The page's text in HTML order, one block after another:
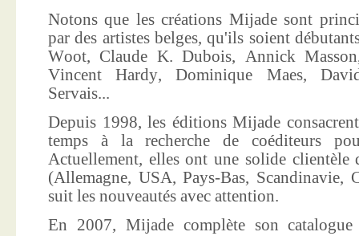
Notons que les créations Mijade sont
par des artistes belges, qu'ils soient
Woot, Claude K. Dubois, Annick
Vincent Hardy, Dominique Maes,
Servais...
Depuis 1998, les éditions Mijade
temps à la recherche de coéditeurs
Actuellement, elles ont une solide clientèle
(Allemagne, USA, Pays-Bas, Scandinavie,
suit les nouveautés avec attention.
En 2007, Mijade complète son